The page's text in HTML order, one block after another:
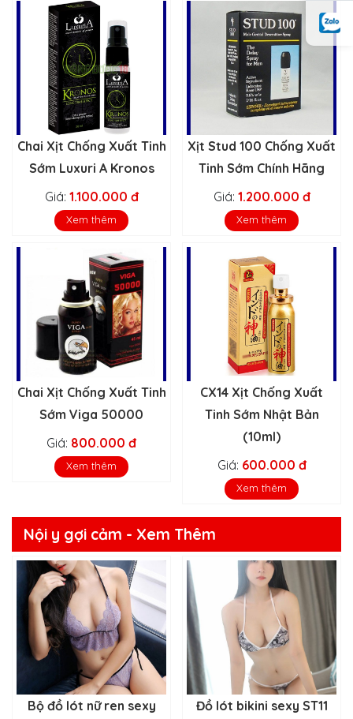
Chai Xịt Chống Xuất Tinh
Sớm Luxuri A Kronos
Giá: 1.100.000 đ
Xem thêm
Xịt Stud 100 Chống Xuất
Tinh Sớm Chính Hãng
Giá: 1.200.000 đ
Xem thêm
Chai Xịt Chống Xuất Tinh
Sớm Viga 50000
Giá: 800.000 đ
Xem thêm
CX14 Xịt Chống Xuất
Tinh Sớm Nhật Bản
(10ml)
Giá: 600.000 đ
Xem thêm
Nội y gợi cảm - Xem Thêm
Bộ đồ lót nữ ren sexy
Đồ lót bikini sexy ST11